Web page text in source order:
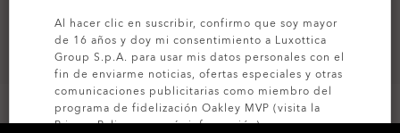
Al hacer clic en suscribir, confirmo que soy mayor
de 16 años y doy mi consentimiento a Luxottica
Group S.p.A. para usar mis datos personales con el
fin de enviarme noticias, ofertas especiales y otras
comunicaciones publicitarias como miembro del
programa de fidelización Oakley MVP (visita la
Privacy Policypara más información).